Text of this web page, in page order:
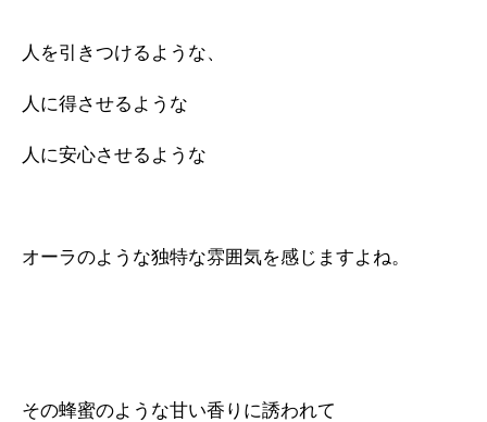
人を引きつけるような、
人に得させるような
人に安心させるような
オーラのような独特な雰囲気を感じますよね。
その蜂蜜のような甘い香りに誘われて